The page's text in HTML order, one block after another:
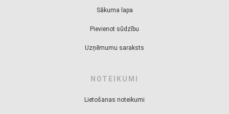
Sākuma lapa
Pievienot sūdzību
Uzņēmumu saraksts
NOTEIKUMI
Lietošanas noteikumi